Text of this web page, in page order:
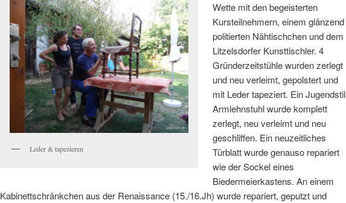
Leder & tapezieren
Wette mit den begeisterten
Kursteilnehmern, einem glänzend
politierten Nähtischchen und dem
Litzelsdorfer Kunsttischler. 4
Gründerzeitstühle wurden zerlegt
und neu verleimt, gepolstert und
mit Leder tapeziert. Ein Jugendstil
Armlehnstuhl wurde komplett
zerlegt, neu verleimt und neu
geschliffen. Ein neuzeitliches
Türblatt wurde genauso repariert
wie der Sockel eines
Biedermeierkastens. An einem
Kabinettschränkchen aus der Renaissance (15./16.Jh) wurde repariert, geputzt und